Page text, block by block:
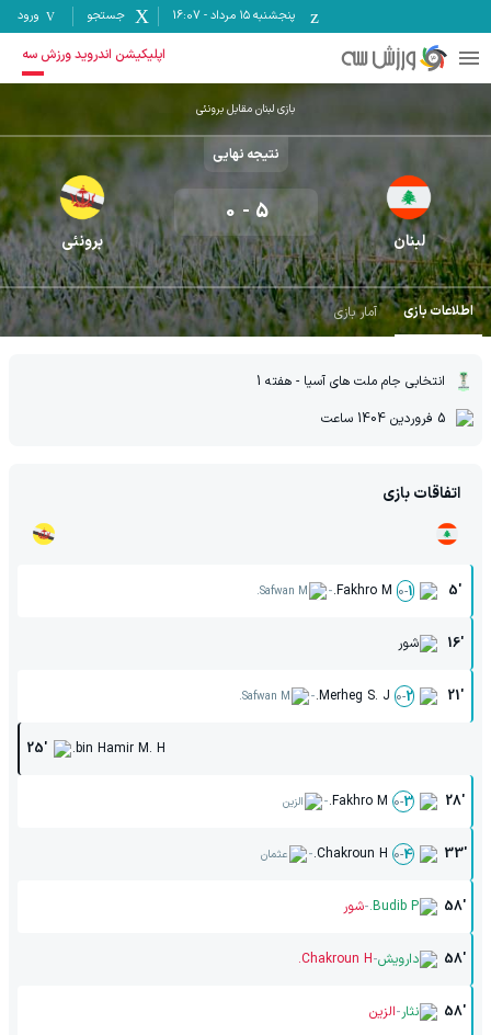
پنجشنبه ۱۵ مرداد -
16:07 جستجو ورود
اپلیکیشن اندروید ورزش سه
بازی لبنان مقابل برونئی
نتیجه نهایی
لبنان
5
-
0
برونئی
اطلاعات بازی آمار بازی
انتخابی جام ملت های آسیا - هفته 1
5 فروردين 1404
ساعت
اتفاقات بازی
5'
1
-
0
Fakhro M.
-
Safwan M.
16' شور
21'
2
-
0
Merheg S. J.
-
Safwan M.
25' bin Hamir M. H.
28'
3
-
0
Fakhro M.
- الزین
33'
4
-
0
Chakroun H.
- عثمان
58'
Budib P.
-شور
58' دارویش-
Chakroun H.
58' نثار-الزین